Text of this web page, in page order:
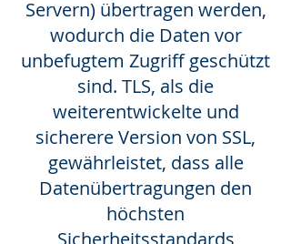
Servern) übertragen werden,
wodurch die Daten vor
unbefugtem Zugriff geschützt
sind. TLS, als die
weiterentwickelte und
sicherere Version von SSL,
gewährleistet, dass alle
Datenübertragungen den
höchsten
Sicherheitsstandards